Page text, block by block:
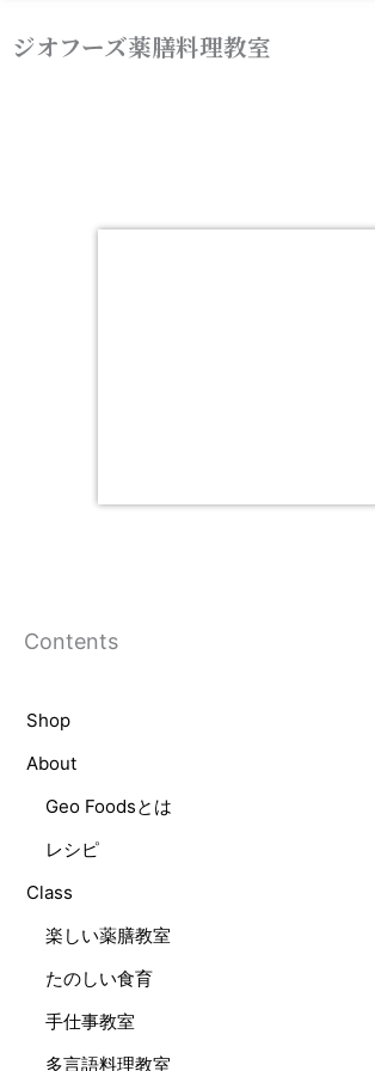
容ジオフーズ薬膳料理教室
Contents
Shop
About
Geo Foodsとは
レシピ
Class
楽しい薬膳教室
たのしい食育
手仕事教室
多言語料理教室